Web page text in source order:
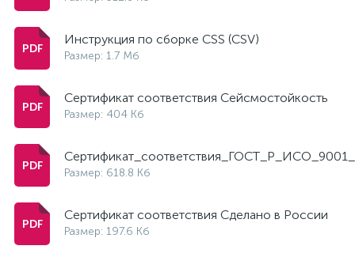
Инструкция по сборке CSS (CSV)
Размер: 1.7 Мб
Сертификат соответствия Сейсмостойкость
Размер: 404 Кб
Размер: 618.8 Кб
Сертификат соответствия Сделано в России
Размер: 197.6 Кб